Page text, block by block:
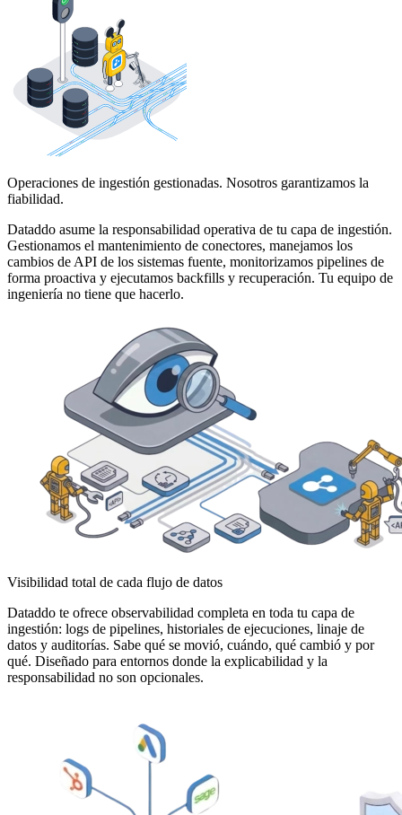
Operaciones de ingestión gestionadas. Nosotros garantizamos la
fiabilidad.
Dataddo asume la responsabilidad operativa de tu capa de ingestión.
Gestionamos el mantenimiento de conectores, manejamos los
cambios de API de los sistemas fuente, monitorizamos pipelines de
forma proactiva y ejecutamos backfills y recuperación. Tu equipo de
ingeniería no tiene que hacerlo.
Visibilidad total de cada flujo de datos
Dataddo te ofrece observabilidad completa en toda tu capa de
ingestión: logs de pipelines, historiales de ejecuciones, linaje de
datos y auditorías. Sabe qué se movió, cuándo, qué cambió y por
qué. Diseñado para entornos donde la explicabilidad y la
responsabilidad no son opcionales.